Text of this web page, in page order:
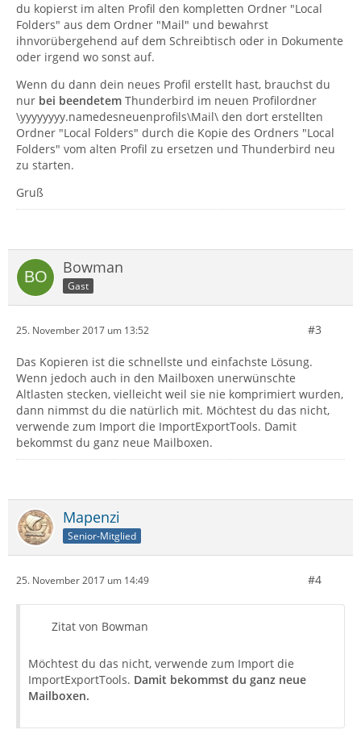
du kopierst im alten Profil den kompletten Ordner "Local
Folders" aus dem Ordner "Mail" und bewahrst
ihnvorübergehend auf dem Schreibtisch oder in Dokumente
oder irgend wo sonst auf.
Wenn du dann dein neues Profil erstellt hast, brauchst du
nur bei beendetem Thunderbird im neuen Profilordner
\yyyyyyyy.namedesneuenprofils\Mail\ den dort erstellten
Ordner "Local Folders" durch die Kopie des Ordners "Local
Folders" vom alten Profil zu ersetzen und Thunderbird neu
zu starten.
Gruß
Bowman
Gast
25. November 2017 um 13:52 #3
Das Kopieren ist die schnellste und einfachste Lösung.
Wenn jedoch auch in den Mailboxen unerwünschte
Altlasten stecken, vielleicht weil sie nie komprimiert wurden,
dann nimmst du die natürlich mit. Möchtest du das nicht,
verwende zum Import die ImportExportTools. Damit
bekommst du ganz neue Mailboxen.
Mapenzi
Senior-Mitglied
25. November 2017 um 14:49 #4
Zitat von Bowman
Möchtest du das nicht, verwende zum Import die
ImportExportTools. Damit bekommst du ganz neue
Mailboxen.